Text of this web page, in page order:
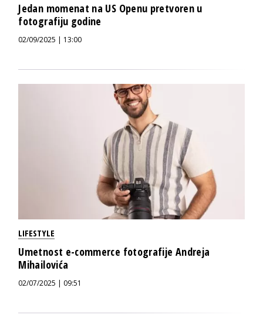
Jedan momenat na US Openu pretvoren u
fotografiju godine
02/09/2025 | 13:00
LIFESTYLE
Umetnost e-commerce fotografije Andreja
Mihailovića
02/07/2025 | 09:51